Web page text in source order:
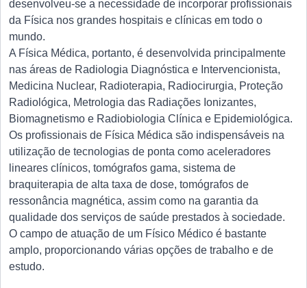
desenvolveu-se a necessidade de incorporar profissionais
da Física nos grandes hospitais e clínicas em todo o
mundo.
A Física Médica, portanto, é desenvolvida principalmente
nas áreas de Radiologia Diagnóstica e Intervencionista,
Medicina Nuclear, Radioterapia, Radiocirurgia, Proteção
Radiológica, Metrologia das Radiações Ionizantes,
Biomagnetismo e Radiobiologia Clínica e Epidemiológica.
Os profissionais de Física Médica são indispensáveis na
utilização de tecnologias de ponta como aceleradores
lineares clínicos, tomógrafos gama, sistema de
braquiterapia de alta taxa de dose, tomógrafos de
ressonância magnética, assim como na garantia da
qualidade dos serviços de saúde prestados à sociedade.
O campo de atuação de um Físico Médico é bastante
amplo, proporcionando várias opções de trabalho e de
estudo.